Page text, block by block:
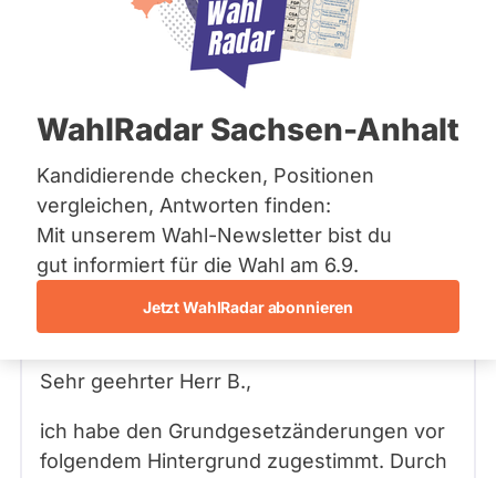
Bremen
Hamburg
Mecklenburg-Vorpommern
Nordrhein-Westfalen
Saarland
Sachsen
Sachsen-Anhalt
Schleswig-Holstein
Thüringen
WahlRadar Sachsen-Anhalt
Kandidierende checken, Positionen
vergleichen, Antworten finden:
Mit unserem Wahl-Newsletter bist du
gut informiert für die Wahl am 6.9.
Jetzt WahlRadar abonnieren
17.03.2025
Hallo Herr Schnieder, werden Sie dem
Schuldenpaket der Union zustimmen?
Und wie blicken Sie auf die
potenziellen Konsequenzen wie eine
hohe Inflation, sowie die Belastung der
zukünftigen Generation?
Antwort 21.03.2025vonPatrick Schnieder
Sehr geehrter Herr B.,
ich habe den Grundgesetzänderungen vor
folgendem Hintergrund zugestimmt. Durch